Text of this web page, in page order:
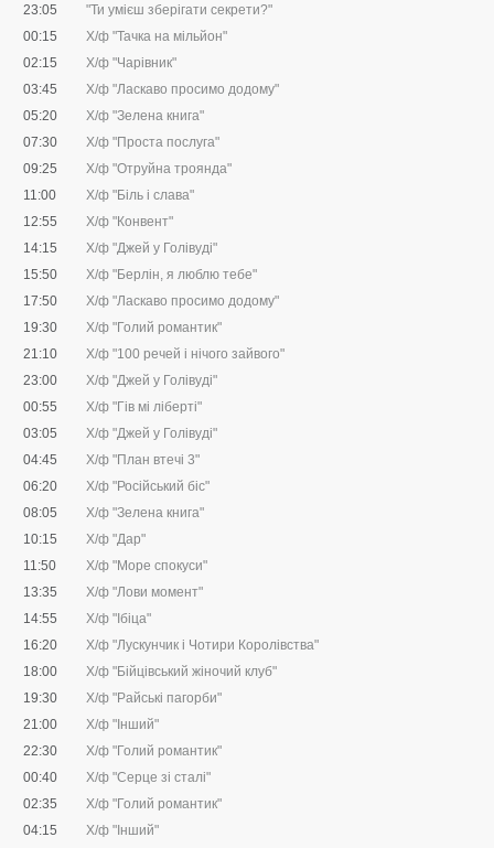
23:05
"Ти умієш зберігати секрети?"
00:15
Х/ф "Тачка на мільйон"
02:15
Х/ф "Чарівник"
03:45
Х/ф "Ласкаво просимо додому"
05:20
Х/ф "Зелена книга"
07:30
Х/ф "Проста послуга"
09:25
Х/ф "Отруйна троянда"
11:00
Х/ф "Біль і слава"
12:55
Х/ф "Конвент"
14:15
Х/ф "Джей у Голівуді"
15:50
Х/ф "Берлін, я люблю тебе"
17:50
Х/ф "Ласкаво просимо додому"
19:30
Х/ф "Голий романтик"
21:10
Х/ф "100 речей і нічого зайвого"
23:00
Х/ф "Джей у Голівуді"
00:55
Х/ф "Гів мі ліберті"
03:05
Х/ф "Джей у Голівуді"
04:45
Х/ф "План втечі 3"
06:20
Х/ф "Російський біс"
08:05
Х/ф "Зелена книга"
10:15
Х/ф "Дар"
11:50
Х/ф "Море спокуси"
13:35
Х/ф "Лови момент"
14:55
Х/ф "Ібіца"
16:20
Х/ф "Лускунчик і Чотири Королівства"
18:00
Х/ф "Бійцівський жіночий клуб"
19:30
Х/ф "Райські пагорби"
21:00
Х/ф "Інший"
22:30
Х/ф "Голий романтик"
00:40
Х/ф "Серце зі сталі"
02:35
Х/ф "Голий романтик"
04:15
Х/ф "Інший"